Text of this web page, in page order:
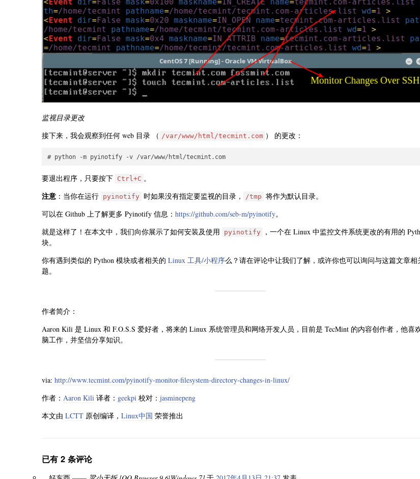
监视目录更改
接下来，我会观察到任何 web 目录 （ /var/www/html/tecmint.com ） 的更改：
要退出程序，只要按下 Ctrl+C 。
注意 ：当你在运行 pyinotify 时如果没有指定要监视的目录， /tmp 将作为默认目录。
可以在 Github 上了解更多 Pyinotify 信息： https://github.com/seb-m/pyinotify。
就是这样了！在本文中，我们向你展示了如何安装及使用
pyinotify
，一个在 Linux 中监控文件系统更改的有用的
块。
你有遇到类似的 Python 模块或者相关的 Linux 工具/小程序么？请在评论中让我们了解，或许你也可以询问与这篇文章相
题。
作者简介：
Aaron Kili 是 Linux 和 F.O.S.S 爱好者，将来的 Linux 系统管理员和网络开发人员，目前是 TecMint 的内容创作者，他喜
脑工作，并坚信分享知识。
via: http://www.tecmint.com/pyinotify-monitor-filesystem-directory-changes-in-linux/
作者： Aaron Kili 译者： geekpi 校对： jasminepeng
本文由 LCTT 原创编译， Linux中国 荣誉推出
已有 2 条评论